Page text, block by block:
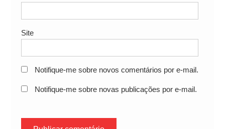
Site
Notifique-me sobre novos comentários por e-mail.
Notifique-me sobre novas publicações por e-mail.